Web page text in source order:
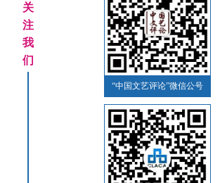
关
注
我
们
“中国文艺评论”微信公号